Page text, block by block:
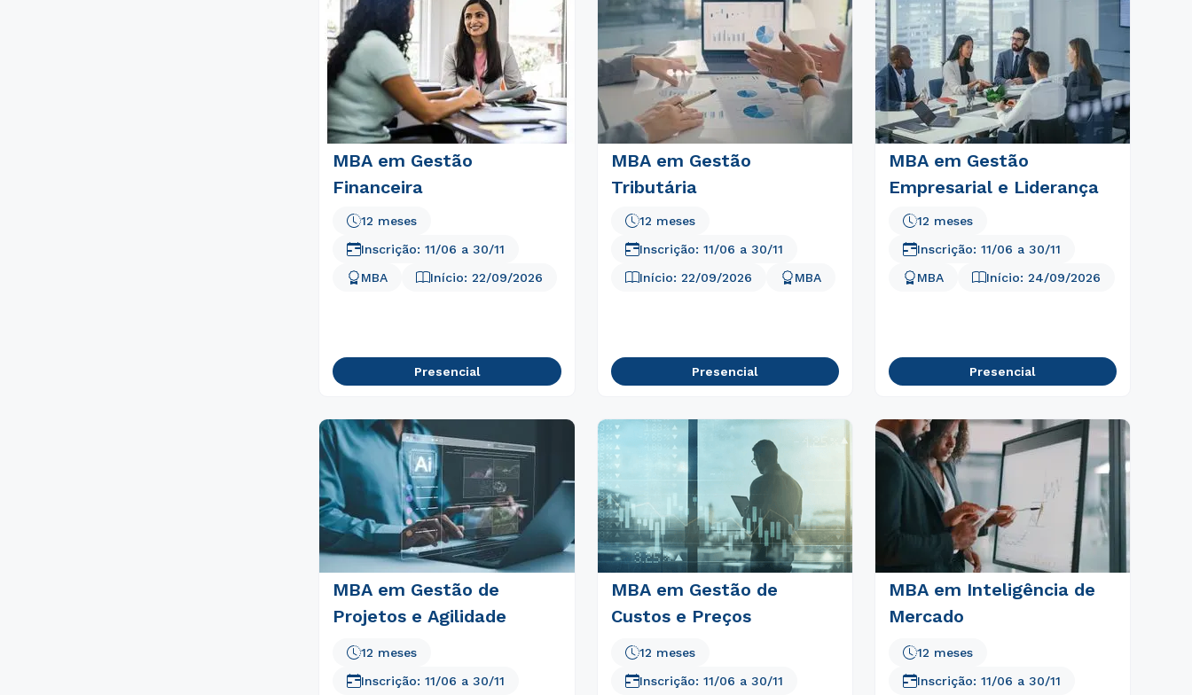
MBA em Gestão
Financeira
12 meses
MBA Início:22/09/2026
Inscrição:11/06 a 30/11
Presencial
MBA em Gestão
Tributária
Início: 22/09/2026
12 meses
MBA
Inscrição: 11/06 a 30/11
Presencial
MBA em Gestão
Empresarial e Liderança
12 meses
MBA Início:24/09/2026
Inscrição:11/06 a 30/11
Presencial
MBA em Gestão de
Projetos e Agilidade
12 meses
Inscrição:11/06 a 30/11
MBA em Gestão de
Custos e Preços
12 meses
Inscrição: 11/06 a 30/11
MBA em Inteligência de
Mercado
12 meses
Inscrição:11/06 a 30/11
WhatsApp
autorizo que meus dados sejam utilizados para o
envio de conteúdos da FSG.